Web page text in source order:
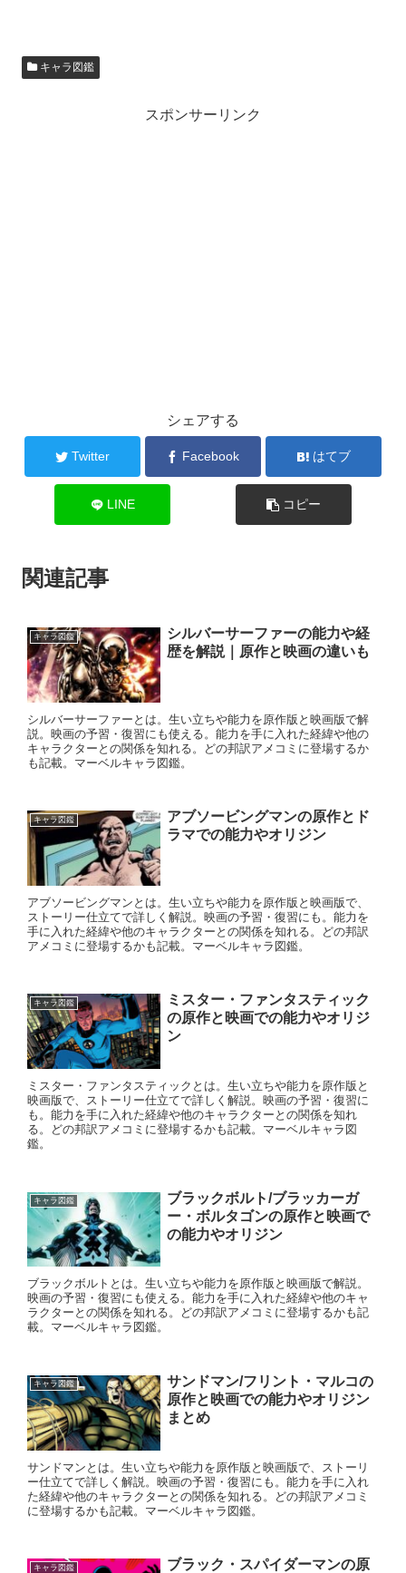
キャラ図鑑
スポンサーリンク
シェアする
Twitter Facebook はてブ
LINE コピー
関連記事
キャラ図鑑
シルバーサーファーの能力や経
歴を解説｜原作と映画の違いも
シルバーサーファーとは。生い立ちや能力を原作版と映画版で解
説。映画の予習・復習にも使える。能力を手に入れた経緯や他の
キャラクターとの関係を知れる。どの邦訳アメコミに登場するか
も記載。マーベルキャラ図鑑。
キャラ図鑑
アブソービングマンの原作とド
ラマでの能力やオリジン
アブソービングマンとは。生い立ちや能力を原作版と映画版で、
ストーリー仕立てで詳しく解説。映画の予習・復習にも。能力を
手に入れた経緯や他のキャラクターとの関係を知れる。どの邦訳
アメコミに登場するかも記載。マーベルキャラ図鑑。
キャラ図鑑
ミスター・ファンタスティック
の原作と映画での能力やオリジ
ン
ミスター・ファンタスティックとは。生い立ちや能力を原作版と
映画版で、ストーリー仕立てで詳しく解説。映画の予習・復習に
も。能力を手に入れた経緯や他のキャラクターとの関係を知れ
る。どの邦訳アメコミに登場するかも記載。マーベルキャラ図
鑑。
キャラ図鑑
ブラックボルト/ブラッカーガ
ー・ボルタゴンの原作と映画で
の能力やオリジン
ブラックボルトとは。生い立ちや能力を原作版と映画版で解説。
映画の予習・復習にも使える。能力を手に入れた経緯や他のキャ
ラクターとの関係を知れる。どの邦訳アメコミに登場するかも記
載。マーベルキャラ図鑑。
キャラ図鑑
サンドマン/フリント・マルコの
原作と映画での能力やオリジン
まとめ
サンドマンとは。生い立ちや能力を原作版と映画版で、ストーリ
ー仕立てで詳しく解説。映画の予習・復習にも。能力を手に入れ
た経緯や他のキャラクターとの関係を知れる。どの邦訳アメコミ
に登場するかも記載。マーベルキャラ図鑑。
キャラ図鑑
ブラック・スパイダーマンの原